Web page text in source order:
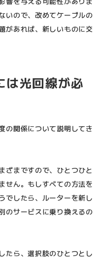
いので、改めてケーブルの
があれば、新しいものに交
は光回線が必
の関係について説明してき
ざまですので、ひとつひと
せん。もしすべての方法を
でしたら、ルーターを新し
のサービスに乗り換えるの
たら、選択肢のひとつとし